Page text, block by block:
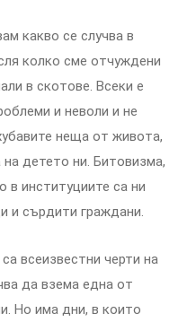
какво се случва в
колко сме отчуждени
в скотове. Всеки е
и неволи и не
неща от живота,
детето ни. Битовизма,
в институциите са ни
и сърдити граждани.
всеизвестни черти на
да взема една от
Но има дни, в които